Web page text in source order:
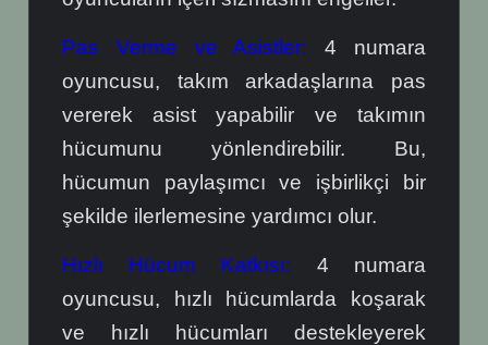
Pas Verme ve Asistler: 4 numara
oyuncusu, takım arkadaşlarına pas
vererek asist yapabilir ve takımın
hücumunu yönlendirebilir. Bu,
hücumun paylaşımcı ve işbirlikçi bir
şekilde ilerlemesine yardımcı olur.
Hızlı Hücum Katkısı: 4 numara
oyuncusu, hızlı hücumlarda koşarak
ve hızlı hücumları destekleyerek